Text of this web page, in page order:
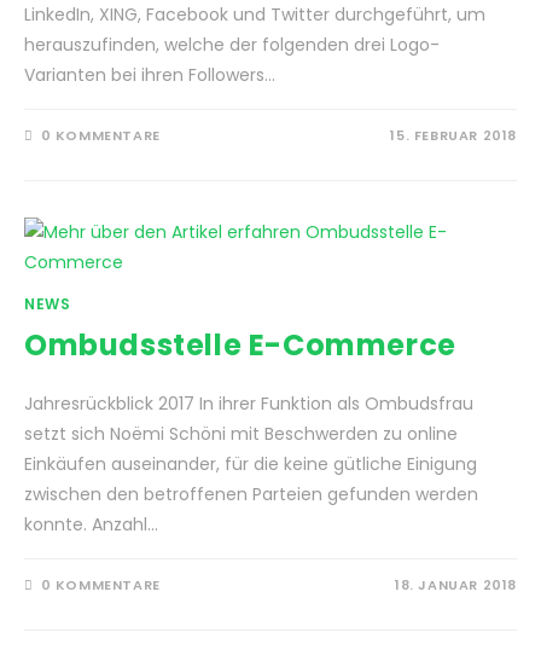
LinkedIn, XING, Facebook und Twitter durchgeführt, um
herauszufinden, welche der folgenden drei Logo-
Varianten bei ihren Followers…
0 KOMMENTARE 15. FEBRUAR 2018
NEWS
Ombudsstelle E-Commerce
Jahresrückblick 2017 In ihrer Funktion als Ombudsfrau
setzt sich Noëmi Schöni mit Beschwerden zu online
Einkäufen auseinander, für die keine gütliche Einigung
zwischen den betroffenen Parteien gefunden werden
konnte. Anzahl…
0 KOMMENTARE 18. JANUAR 2018